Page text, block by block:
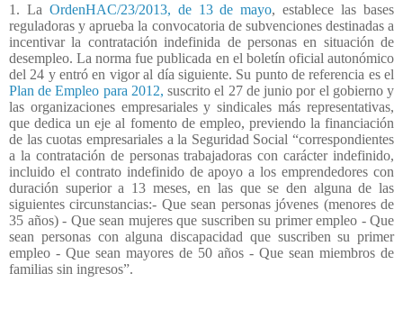
1. La OrdenHAC/23/2013, de 13 de mayo, establece las bases
reguladoras y aprueba la convocatoria de subvenciones destinadas a
incentivar la contratación indefinida de personas en situación de
desempleo. La norma fue publicada en el boletín oficial autonómico
del 24 y entró en vigor al día siguiente. Su punto de referencia es el
Plan de Empleo para 2012,suscrito el 27 de junio por el gobierno y
las organizaciones empresariales y sindicales más representativas,
que dedica un eje al fomento de empleo, previendo la financiación
de las cuotas empresariales a la Seguridad Social “correspondientes
a la contratación de personas trabajadoras con carácter indefinido,
incluido el contrato indefinido de apoyo a los emprendedores con
duración superior a 13 meses, en las que se den alguna de las
siguientes circunstancias:- Que sean personas jóvenes (menores de
35 años) - Que sean mujeres que suscriben su primer empleo - Que
sean personas con alguna discapacidad que suscriben su primer
empleo - Que sean mayores de 50 años - Que sean miembros de
familias sin ingresos”.